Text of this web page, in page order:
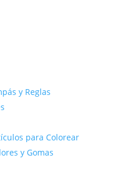
y Reglas
para Colorear
y Gomas